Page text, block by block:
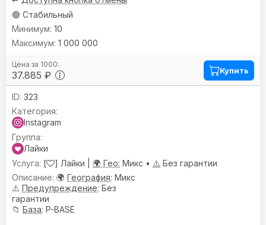
🟢 Стабильный
37.885 ₽
10
1 000 000
Купить
323
Instagram
Лайки
[
] Лайки | 🌍 Гео: Микс • ⚠️ Без гарантии
🌍 География: Микс
⚠️ Предупреждениe: Без
гарантии
📁 База: P-BASE